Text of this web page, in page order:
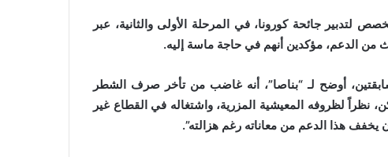
لتدبير جائحة كورونا، في المرحلة الأولى والثانية، عبر
الدعم، مؤكدين أنهم في حاجة ماسة إليه.
أوضح لـ “بناصا”، أنه غاضب من تأخر صرف الشطر
لظروفه المعيشية المزرية، واشتغاله في القطاع غير
هذا الدعم من معاناته رغم هزالته”.